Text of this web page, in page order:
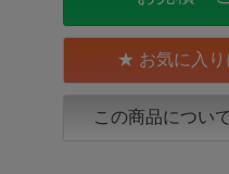
この商品につい
お気に入